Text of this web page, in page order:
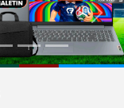
Next